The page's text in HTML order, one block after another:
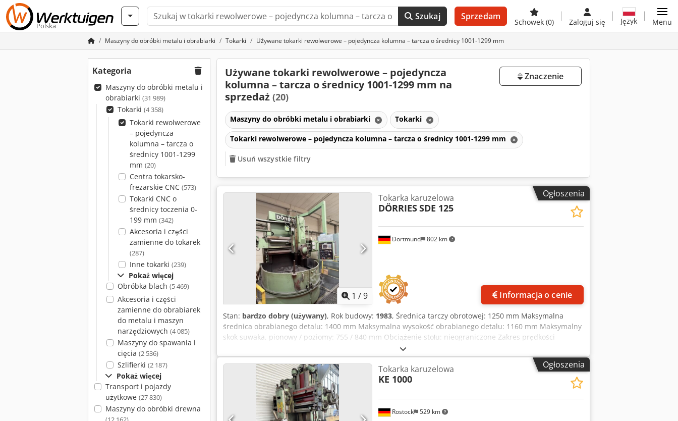
Polska
Szukaj Sprzedam
Schowek (0) Zaloguj się Język Menu
Maszyny do obróbki metalu i obrabiarki Tokarki Używane tokarki rewolwerowe – pojedyncza kolumna – tarcza o średnicy 1001-1299 mm
Kategoria
Maszyny do obróbki metalu i
obrabiarki (31 989)
Tokarki (4 358)
Tokarki rewolwerowe
– pojedyncza
kolumna – tarcza o
średnicy 1001-1299
mm (20)
Centra tokarsko-
frezarskie CNC (573)
Tokarki CNC o
średnicy toczenia 0-
199 mm (342)
Akcesoria i części
zamienne do tokarek
(287)
Inne tokarki (239)
Pokaż więcej
Obróbka blach (5 469)
Akcesoria i części
zamienne do obrabiarek
do metalu i maszyn
narzędziowych (4 085)
Maszyny do spawania i
cięcia (2 536)
Szlifierki (2 187)
Pokaż więcej
Transport i pojazdy
użytkowe (27 830)
Maszyny do obróbki drewna
Używane tokarki rewolwerowe – pojedyncza
kolumna – tarcza o średnicy 1001-1299 mm na
sprzedaż (20)
Znaczenie
Maszyny do obróbki metalu i obrabiarki Tokarki
Tokarki rewolwerowe – pojedyncza kolumna – tarcza o średnicy 1001-1299 mm
Usuń wszystkie filtry
Ogłoszenia
1 /9
Dortmund 802 km
Tokarka karuzelowa
DÖRRIESSDE 125
Informacja o cenie
Stan: bardzo dobry (używany), Rok budowy: 1983, Średnica tarczy obrotowej: 1250 mm Maksymalna
średnica obrabianego detalu: 1400 mm Maksymalna wysokość obrabianego detalu: 1160 mm Maksymalny
skok suwaka, pionowy / poziomy: 755 / 840 mm Obciążenie stołu: nieograniczone Zakres prędkości
obrotowych tarczy obrotowej: 5,6 – 300 obr./min Pionowy kąt nachylenia suwaka: 45° Zakres posuwu:
0,044–8 mm/obr. Szybki posuw: 2 m/min Moc napędu: 55 kW Wymiary (długość x szerokość x wysokość):
2660 x 2710 x 3360 mm Masa całkowita: 16 500 kg Wyposażenie dodatkowe / Cechy szczególne: • Cyfrowy
wyświetlacz dla 2 osi, producent: ACU-Rite • Tarcza obrotowa o średnicy 1250 mm z 4 szczękami
mocującymi • Wielopozycyjny (5-pozycyjny) uchwyt narzędzi • Obróbka stożkowa • Obróbka kopiująca
Dsdpfx Aoy Ex Epsncjck Siegfried Volz Werkzeugmaschinen Rüschebrinkstr. 151-153 DE - 44143 Dortmund
- Wambel / Niemcy
Ogłoszenia
Rostock 529 km
Tokarka karuzelowa
KE 1000